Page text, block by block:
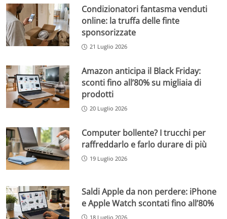
Condizionatori fantasma venduti
online: la truffa delle finte
sponsorizzate
21 Luglio 2026
Amazon anticipa il Black Friday:
sconti fino all’80% su migliaia di
prodotti
20 Luglio 2026
Computer bollente? I trucchi per
raffreddarlo e farlo durare di più
19 Luglio 2026
Saldi Apple da non perdere: iPhone
e Apple Watch scontati fino all’80%
18 Luglio 2026